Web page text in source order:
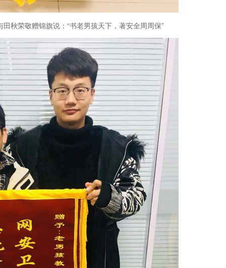
荣敬赠锦旗说：“书老男孩天下，著安全周周保”